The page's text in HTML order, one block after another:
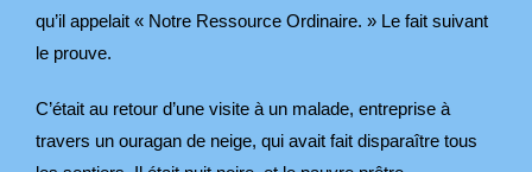
qu’il appelait « Notre Ressource Ordinaire. » Le fait suivant
le prouve.
C’était au retour d’une visite à un malade, entreprise à
travers un ouragan de neige, qui avait fait disparaître tous